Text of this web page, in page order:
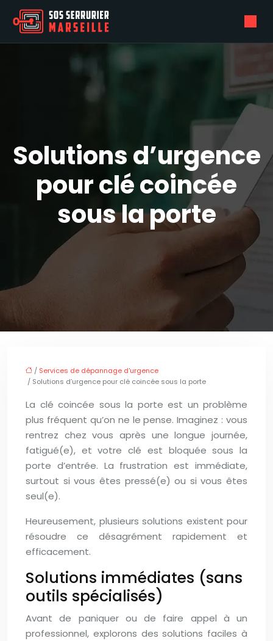
Solutions d’urgence
pour clé coincée
sous la porte
/ Services de dépannage d'urgence
/ Solutions d’urgence pour clé coincée sous la porte
La clé coincée sous la porte est un problème
plus fréquent qu’on ne le pense. Imaginez : vous
rentrez chez vous après une longue journée,
fatigué(e), et votre clé est bloquée sous la
porte d’entrée. La frustration est immédiate,
surtout si vous êtes pressé(e) ou si vous êtes
seul(e).
Heureusement, plusieurs solutions existent pour
résoudre ce désagrément rapidement et
efficacement.
Solutions immédiates (sans
outils spécialisés)
Avant de paniquer ou de faire appel à un
professionnel, explorons des solutions faciles à